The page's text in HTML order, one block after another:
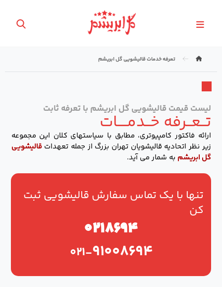
تعرفه خدمات قالیشویی گل ابریشم
لیست قیمت قالیشویی گل ابریشم با تعرفه ثابت
تــعــرفه خــدمــــات
ارائه فاکتور کامپیوتری، مطابق با سیاستهای کلان این مجموعه
زیر نظر اتحادیه قالیشویان تهران بزرگ از جمله تعهداتقالیشویی
گل ابریشم به شمار می آید.
تنها با یک تماس سفارش قالیشویی ثبت
کن
۰۲۱۸۶۹۴
۰۲۱-۹۱۰۰۸۶۹۴